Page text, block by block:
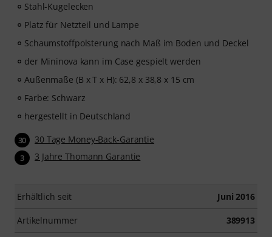
Stahl-Kugelecken
Platz für Netzteil und Lampe
Schaumstoffpolsterung nach Maß im Boden und Deckel
der Mininova kann im Case gespielt werden
Außenmaße (B x T x H): 62,8 x 38,8 x 15 cm
Farbe: Schwarz
hergestellt in Deutschland
30 30 Tage Money-Back-Garantie
3 3 Jahre Thomann Garantie
Erhältlich seit Juni 2016
Artikelnummer 389913